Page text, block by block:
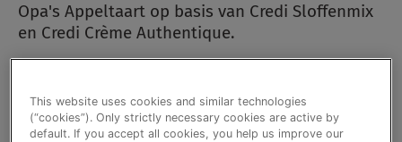
Opa's Appeltaart op basis van Credi Sloffenmix
en Credi Crème Authentique.
+
This website uses cookies and similar technologies
(“cookies”). Only strictly necessary cookies are active by
default. If you accept all cookies, you help us improve our